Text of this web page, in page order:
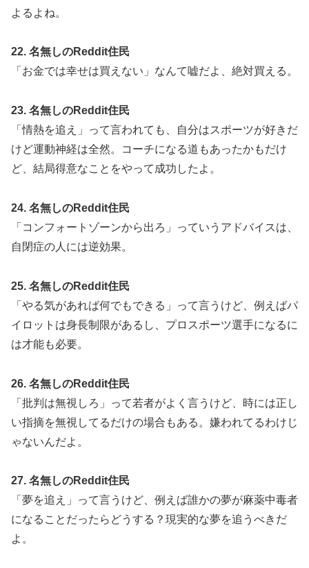
よるよね。
22. 名無しのReddit住民
「お金では幸せは買えない」なんて嘘だよ、絶対買える。
23. 名無しのReddit住民
「情熱を追え」って言われても、自分はスポーツが好きだ
けど運動神経は全然。コーチになる道もあったかもだけ
ど、結局得意なことをやって成功したよ。
24. 名無しのReddit住民
「コンフォートゾーンから出ろ」っていうアドバイスは、
自閉症の人には逆効果。
25. 名無しのReddit住民
「やる気があれば何でもできる」って言うけど、例えばパ
イロットは身長制限があるし、プロスポーツ選手になるに
は才能も必要。
26. 名無しのReddit住民
「批判は無視しろ」って若者がよく言うけど、時には正し
い指摘を無視してるだけの場合もある。嫌われてるわけじ
ゃないんだよ。
27. 名無しのReddit住民
「夢を追え」って言うけど、例えば誰かの夢が麻薬中毒者
になることだったらどうする？現実的な夢を追うべきだ
よ。